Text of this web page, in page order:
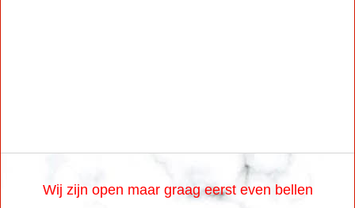
Wij zijn open maar graag eerst even bellen